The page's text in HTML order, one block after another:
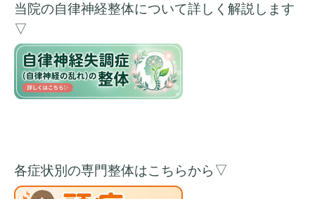
当院の自律神経整体について詳しく解説します
▽
各症状別の専門整体はこちらから▽